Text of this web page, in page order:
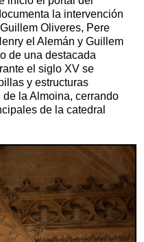
la intervención
Oliveres, Pere
el Alemán y Guillem
de una destacada
el siglo XV se
y estructuras
la Almoina, cerrando
de la catedral